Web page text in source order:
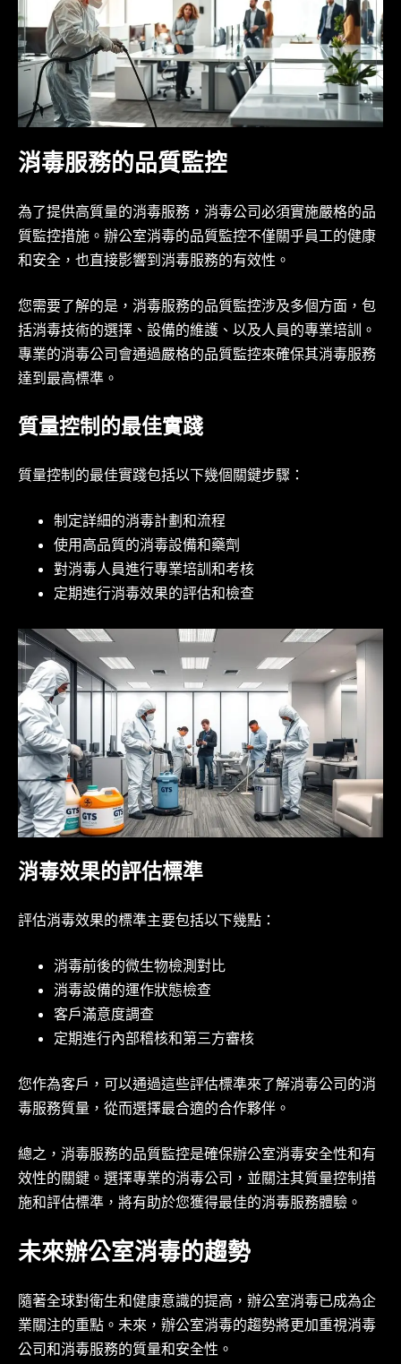
消毒服務的品質監控
為了提供高質量的消毒服務，消毒公司必須實施嚴格的品
質監控措施。辦公室消毒的品質監控不僅關乎員工的健康
和安全，也直接影響到消毒服務的有效性。
您需要了解的是，消毒服務的品質監控涉及多個方面，包
括消毒技術的選擇、設備的維護、以及人員的專業培訓。
專業的消毒公司會通過嚴格的品質監控來確保其消毒服務
達到最高標準。
質量控制的最佳實踐
質量控制的最佳實踐包括以下幾個關鍵步驟：
制定詳細的消毒計劃和流程
使用高品質的消毒設備和藥劑
對消毒人員進行專業培訓和考核
定期進行消毒效果的評估和檢查
消毒效果的評估標準
評估消毒效果的標準主要包括以下幾點：
消毒前後的微生物檢測對比
消毒設備的運作狀態檢查
客戶滿意度調查
定期進行內部稽核和第三方審核
您作為客戶，可以通過這些評估標準來了解消毒公司的消
毒服務質量，從而選擇最合適的合作夥伴。
總之，消毒服務的品質監控是確保辦公室消毒安全性和有
效性的關鍵。選擇專業的消毒公司，並關注其質量控制措
施和評估標準，將有助於您獲得最佳的消毒服務體驗。
未來辦公室消毒的趨勢
隨著全球對衛生和健康意識的提高，辦公室消毒已成為企
業關注的重點。未來，辦公室消毒的趨勢將更加重視消毒
公司和消毒服務的質量和安全性。